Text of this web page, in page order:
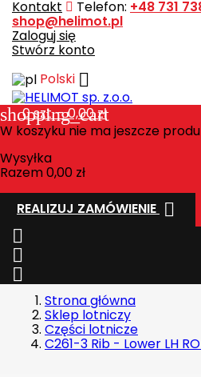
Kontakt Telefon: +48 731
shop@helimot.pl
Zaloguj się
Stwórz konto
Polski 
shopping_cart
0szt. - 0,00 zł
W koszyku nie ma jeszcze
Wysyłka
Razem0,00 zł
REALIZUJ ZAMÓWIENIE 



Strona główna
Sklep lotniczy
Części lotnicze
C261-3 Rib - Lower LH